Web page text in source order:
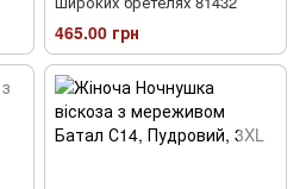
465.00 грн